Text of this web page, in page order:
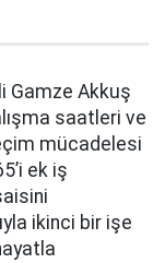
Gamze Akkuş
saatleri ve
mücadelesi
ek iş
ikinci bir işe